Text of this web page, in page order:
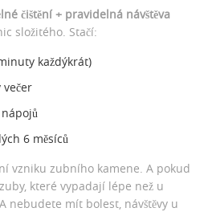
čištění + pravidelná návštěva
složitého. Stačí:
každýkrát)
večer
6 měsíců
vzniku zubního kamene. A pokud
které vypadají lépe než u
nebudete mít bolest, návštěvy u